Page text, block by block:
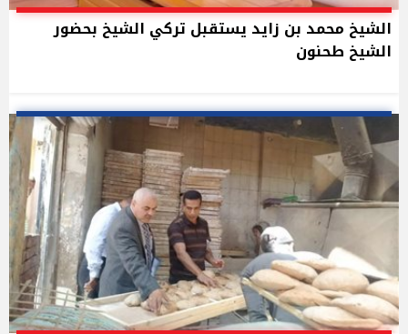
الشيخ محمد بن زايد يستقبل تركي الشيخ بحضور
الشيخ طحنون